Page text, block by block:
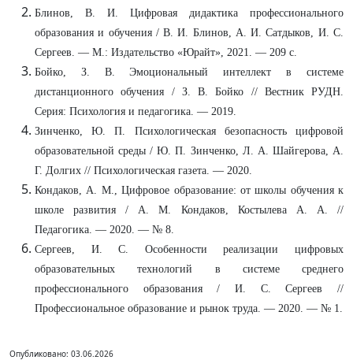
Блинов, В. И. Цифровая дидактика профессионального
образования и обучения / В. И. Блинов, А. И. Сатдыков, И. С.
Сергеев. — М.: Издательство «Юрайт», 2021. — 209 с.
Бойко, З. В. Эмоциональный интеллект в системе
дистанционного обучения / З. В. Бойко // Вестник РУДН.
Серия: Психология и педагогика. — 2019.
Зинченко, Ю. П. Психологическая безопасность цифровой
образовательной среды / Ю. П. Зинченко, Л. А. Шайгерова, А.
Г. Долгих // Психологическая газета. — 2020.
Кондаков, А. М., Цифровое образование: от школы обучения к
школе развития / А. М. Кондаков, Костылева А. А. //
Педагогика. — 2020. — № 8.
Сергеев, И. С. Особенности реализации цифровых
образовательных технологий в системе среднего
профессионального образования / И. С. Сергеев //
Профессиональное образование и рынок труда. — 2020. — № 1.
Опубликовано: 03.06.2026